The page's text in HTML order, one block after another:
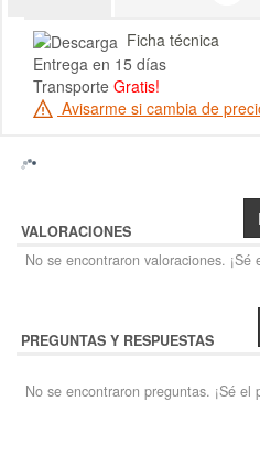
Ficha técnica
Entrega en 15 días
Transporte Gratis!
Avisarme si cambia de
VALORACIONES
No se encontraron valoraciones.
PREGUNTAS Y RESPUESTAS
No se encontraron preguntas. ¡Sé el